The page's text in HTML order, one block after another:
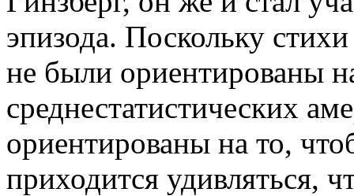
эпизода. Поскольку
не были ориентированы
среднестатистических
ориентированы на то,
приходится удивляться,